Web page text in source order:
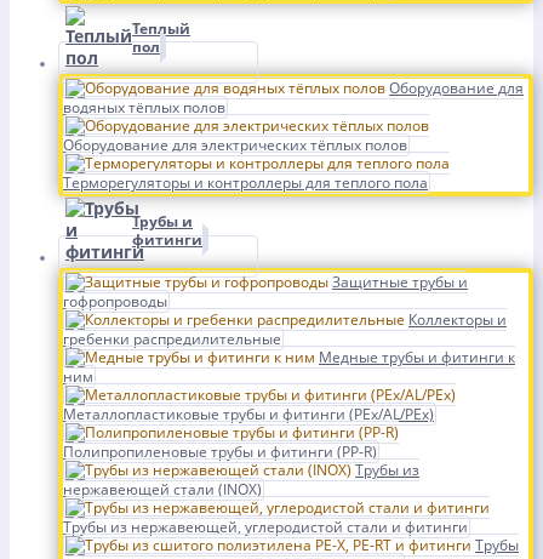
Теплый
пол
Оборудование для
водяных тёплых полов
Оборудование для электрических тёплых полов
Терморегуляторы и контроллеры для теплого пола
Трубы и
фитинги
Защитные трубы и
гофропроводы
Коллекторы и
гребенки распредилительные
Медные трубы и фитинги к
ним
Металлопластиковые трубы и фитинги (PEx/AL/PEx)
Полипропиленовые трубы и фитинги (PP-R)
Трубы из
нержавеющей стали (INOX)
Трубы из нержавеющей, углеродистой стали и фитинги
Трубы